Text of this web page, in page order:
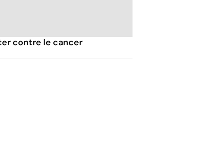
contre le cancer